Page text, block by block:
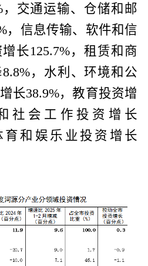
，交通运输、仓储和邮
，信息传输、软件和信
长125.7%，租赁和商
8.8%，水利、环境和公
长38.9%，教育投资增
社会工作投资增长
和娱乐业投资增长